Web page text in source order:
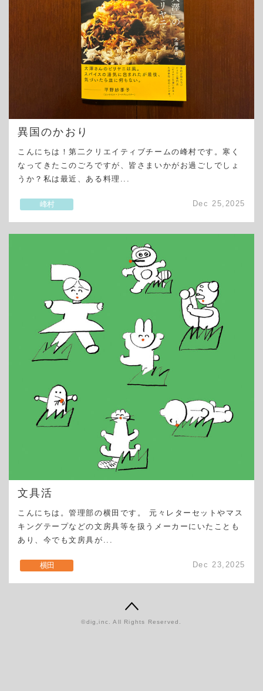
異国のかおり
こんにちは！第二クリエイティブチームの峰村です。寒く
なってきたこのごろですが、皆さまいかがお過ごしでしょ
うか？私は最近、ある料理...
峰村 Dec 25,2025
文具活
こんにちは。管理部の横田です。 元々レターセットやマス
キングテープなどの文房具等を扱うメーカーにいたことも
あり、今でも文房具が...
横田 Dec 23,2025
©dig,inc. All Rights Reserved.